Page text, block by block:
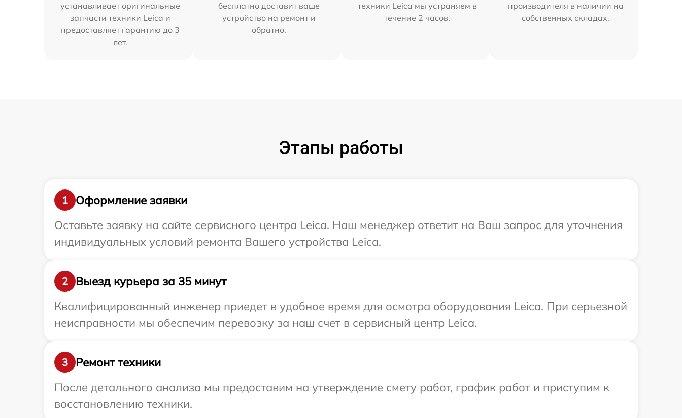
устанавливает оригинальные
запчасти техники Leica и
предоставляет гарантию до 3
лет.
бесплатно доставит ваше
устройство на ремонт и
обратно.
техники Leica мы устраняем в
течение 2 часов.
производителя в наличии на
собственных складах.
Этапы работы
1
Оформление заявки
Оставьте заявку на сайте сервисного центра Leica. Наш менеджер ответит на Ваш запрос для уточнения
индивидуальных условий ремонта Вашего устройства Leica.
2
Выезд курьера за 35 минут
Квалифицированный инженер приедет в удобное время для осмотра оборудования Leica. При серьезной
неисправности мы обеспечим перевозку за наш счет в сервисный центр Leica.
3
Ремонт техники
После детального анализа мы предоставим на утверждение смету работ, график работ и приступим к
восстановлению техники.